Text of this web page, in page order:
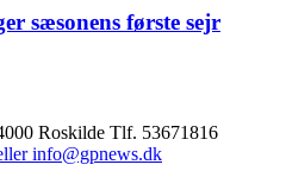
sæsonens første sejr
Roskilde Tlf. 53671816
info@gpnews.dk